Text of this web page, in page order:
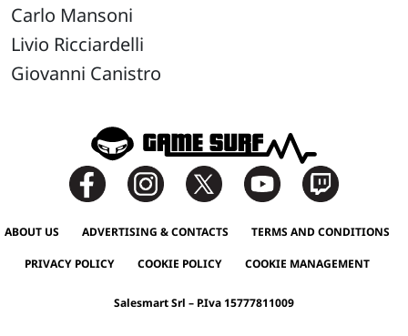
Carlo Mansoni
Livio Ricciardelli
Giovanni Canistro
ABOUT US ADVERTISING & CONTACTS TERMS AND CONDITIONS
PRIVACY POLICY COOKIE POLICY COOKIE MANAGEMENT
Salesmart Srl – P.Iva 15777811009